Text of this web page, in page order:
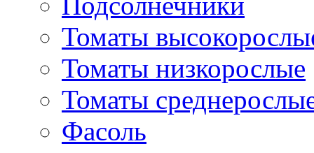
Томаты
Томаты низкорослые
Томаты
Фасоль